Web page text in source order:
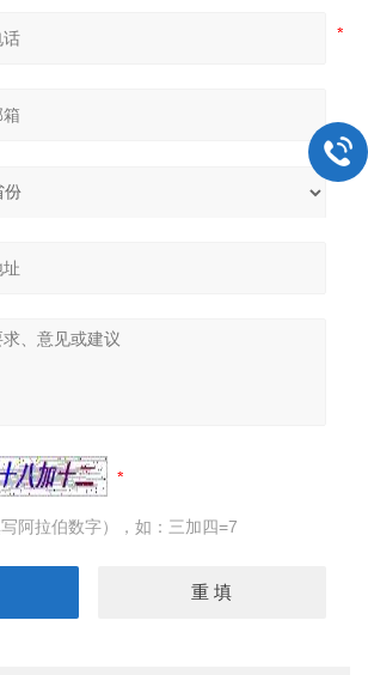
阿拉伯数字），如：三加四=7